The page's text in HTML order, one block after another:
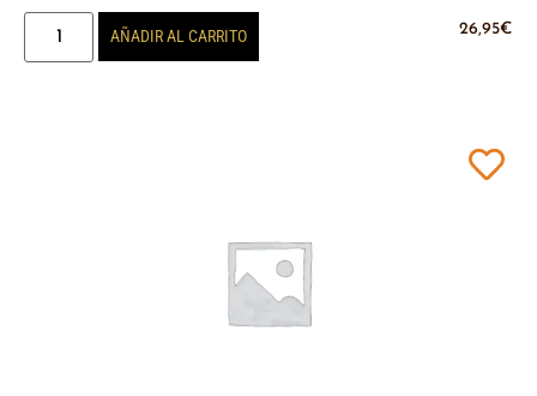
26,95€
AÑADIR AL CARRITO